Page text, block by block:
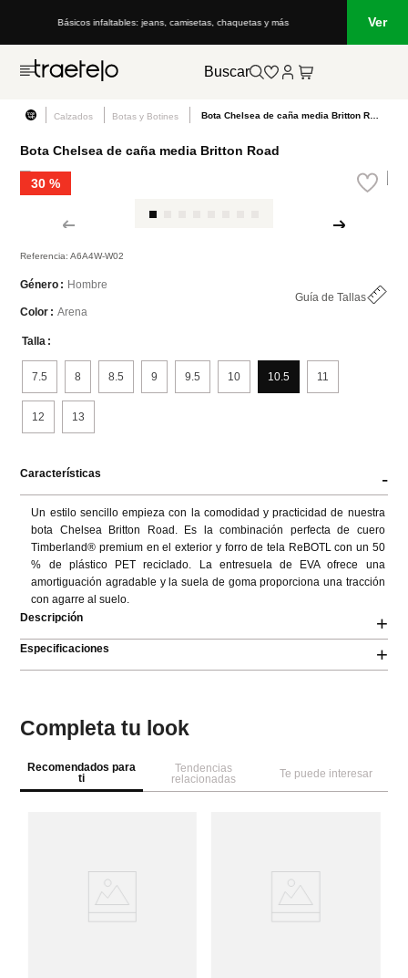
chaquetas y más Lo que está de moda en Venezuela:Ver
Buscar
Calzados Botas y Botines
Bota Chelsea de caña media Britton Road
30 %
Referencia:A6A4W-W02
Género
Hombre
Guía de Tallas
Color
Arena
Talla
7.5 8 8.5 9 9.5 10 10.5 11
12 13
Características -
Un estilo sencillo empieza con la comodidad y practicidad de nuestra
bota Chelsea Britton Road. Es la combinación perfecta de cuero
Timberland® premium en el exterior y forro de tela ReBOTL con un 50
% de plástico PET reciclado. La entresuela de EVA ofrece una
amortiguación agradable y la suela de goma proporciona una tracción
con agarre al suelo.
Descripción
+
Especificaciones +
Completa tu look
Recomendados para
ti
Tendencias
relacionadas
Te puede interesar